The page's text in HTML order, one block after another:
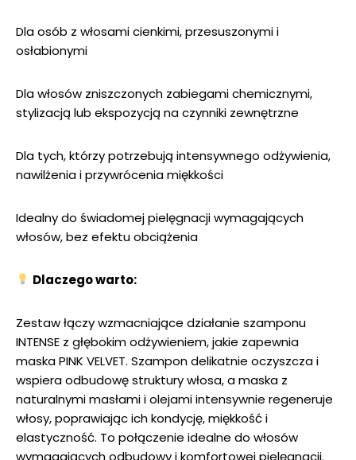
Dla osób z włosami cienkimi, przesuszonymi i
osłabionymi
Dla włosów zniszczonych zabiegami chemicznymi,
stylizacją lub ekspozycją na czynniki zewnętrzne
Dla tych, którzy potrzebują intensywnego odżywienia,
nawilżenia i przywrócenia miękkości
Idealny do świadomej pielęgnacji wymagających
włosów, bez efektu obciążenia
Dlaczego warto:
Zestaw łączy wzmacniające działanie szamponu
INTENSE z głębokim odżywieniem, jakie zapewnia
maska PINK VELVET. Szampon delikatnie oczyszcza i
wspiera odbudowę struktury włosa, a maska z
naturalnymi masłami i olejami intensywnie regeneruje
włosy, poprawiając ich kondycję, miękkość i
elastyczność. To połączenie idealne do włosów
wymagających odbudowy i komfortowej pielęgnacji.